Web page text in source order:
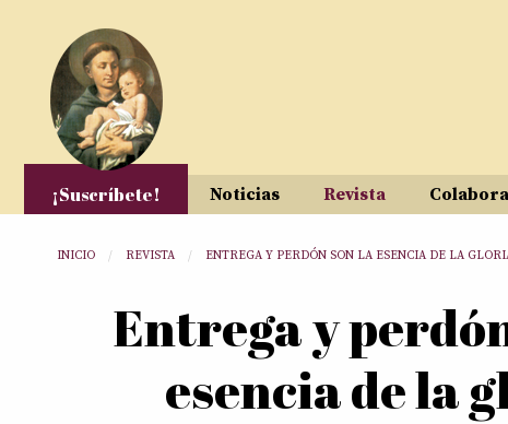
¡Suscríbete! Noticias Revista
Usted está aquí
INICIO REVISTA ENTREGA Y PERDÓN SON LA ESENCIA DE LA
Entrega y
esencia de la